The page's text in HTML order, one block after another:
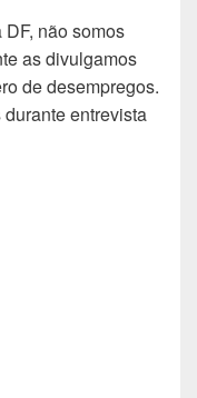
não somos
as divulgamos
de desempregos.
entrevista